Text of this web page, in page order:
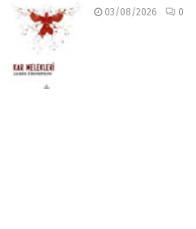
03/08/2026 0